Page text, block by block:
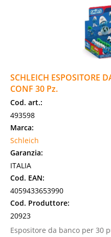
SCHLEICH ESPOSITORE
CONF 30 Pz.
Cod. art.:
493598
Marca:
Schleich
Garanzia:
ITALIA
Cod. EAN:
4059433653990
Cod. Produttore:
20923
Espositore da banco per 30